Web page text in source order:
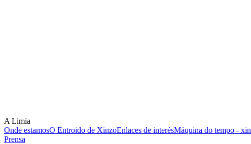
A Limia
Onde estamosO Entroido de XinzoEnlaces de interésMáquina do tempo -
Prensa